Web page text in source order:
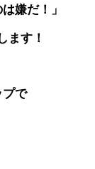
嫌だ！」
ます！
で